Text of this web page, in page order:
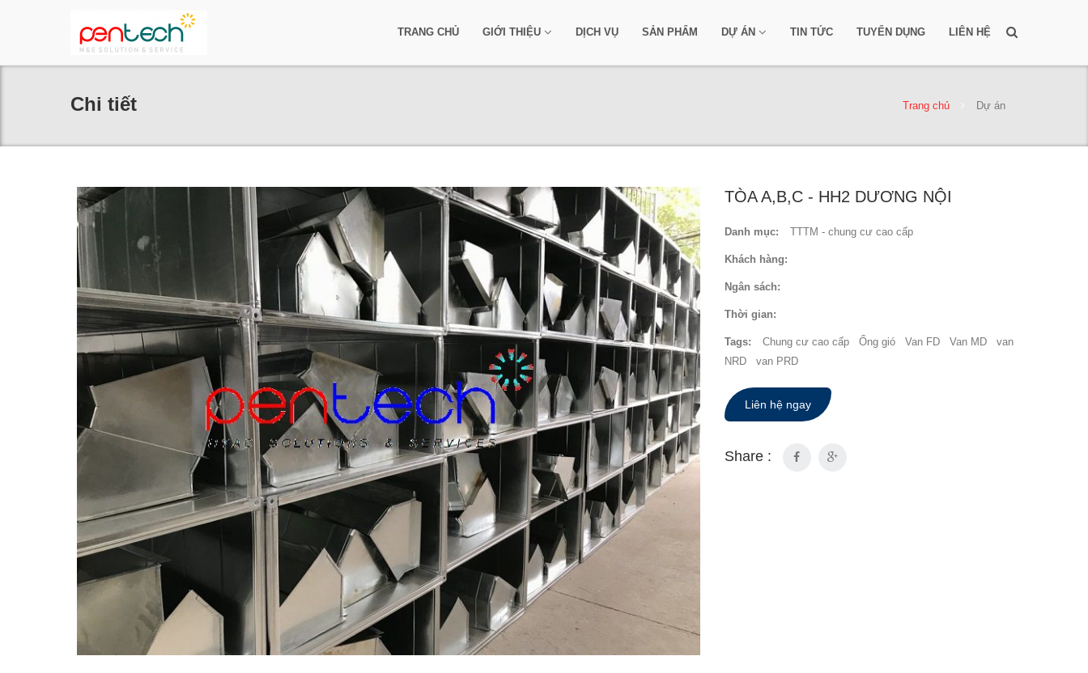
TRANG CHỦ GIỚI THIỆU DỊCH VỤ SẢN PHẨM DỰ ÁN TIN TỨC TUYỂN DỤNG LIÊN HỆ
Chi tiết Trang chủ Dự án
TÒA A,B,C - HH2 DƯƠNG NỘI
Danh mục: TTTM - chung cư cao cấp
Khách hàng:
Ngân sách:
Thời gian:
Tags: Chung cư cao cấp Ống gió Van FD Van MD
van
NRD
van PRD
Liên hệ ngay
Share :